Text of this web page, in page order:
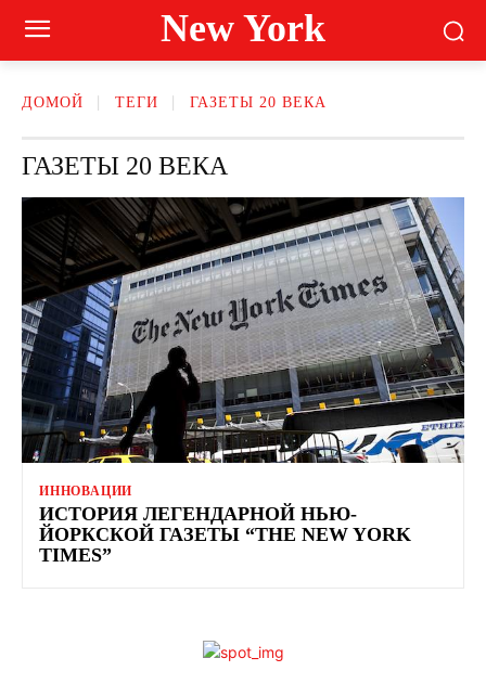
New York
ДОМОЙ ТЕГИ ГАЗЕТЫ 20 ВЕКА
ГАЗЕТЫ 20 ВЕКА
ИННОВАЦИИ
ИСТОРИЯ ЛЕГЕНДАРНОЙ НЬЮ-
ЙОРКСКОЙ ГАЗЕТЫ “THE NEW YORK
TIMES”